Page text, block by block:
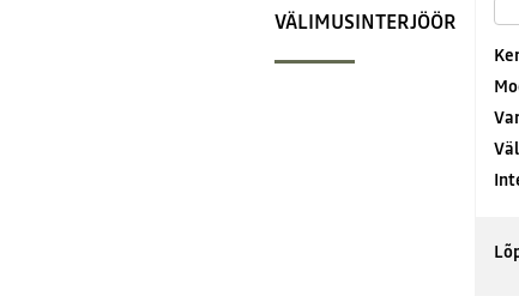
VÄLIMUSINTERJÖÖR